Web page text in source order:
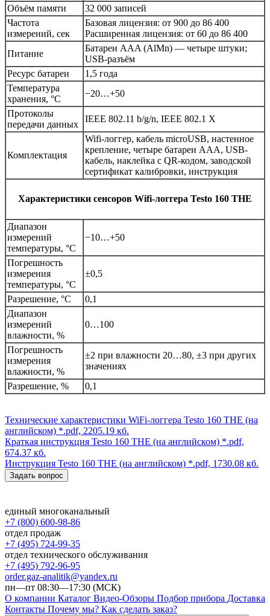
Объём памяти
32 000 записей
Частота
измерений, сек
Базовая лицензия: от 900 до 86 400
Расширенная лицензия: от 60 до 86 400
Питание
Батареи AAA (AlMn) — четыре штуки;
USB-разъём
Ресурс батареи
1,5 года
Температура
хранения, °C
−20…+50
Протоколы
передачи данных
IEEE 802.11 b/g/n, IEEE 802.1 X
Комплектация
Wifi-логгер, кабель microUSB, настенное
крепление, четыре батареи AAA, USB-
кабель, наклейка с QR-кодом, заводской
сертификат калибровки, инструкция
Характеристики сенсоров Wifi-логгера Testo 160 THE
Диапазон
измерений
температуры, °C
−10…+50
Погрешность
измерения
температуры, °C
±0,5
Разрешение, °C
0,1
Диапазон
измерений
влажности, %
0…100
Погрешность
измерения
влажности, %
±2 при влажности 20…80, ±3 при других
значениях
Разрешение, %
0,1
Технические характеристики WiFi-логгера Testo 160 THE (на
английском) *.pdf, 2205.19 кб.
Краткая инструкция Testo 160 THE (на английском) *.pdf,
674.37 кб.
Инструкция Testo 160 THE (на английском) *.pdf, 1730.08 кб.
Задать вопрос
единый многоканальный
+7 (800) 600-98-86
отдел продаж
+7 (495) 724-99-35
отдел технического обслуживания
+7 (495) 792-96-95
order.gaz-analitik@yandex.ru
пн—пт 08:30—17:30 (МСК)
О компании Каталог Видео-Обзоры Подбор прибора Доставка
Контакты Почему мы? Как сделать заказ?